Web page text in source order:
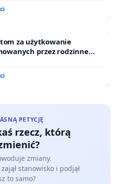
za użytkowanie
przez rodzinne
PETYCJĘ
rzecz, którą
zmiany.
stanowisko i podjął
to samo?